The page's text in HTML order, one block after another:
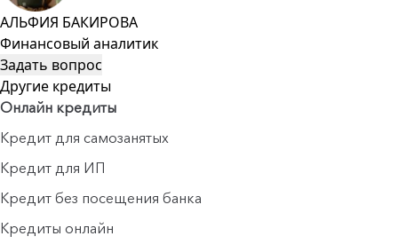
АЛЬФИЯ БАКИРОВА
Финансовый аналитик
Задать вопрос
Другие кредиты
Онлайн кредиты
Кредит для самозанятых
Кредит для ИП
Кредит без посещения банка
Кредиты онлайн